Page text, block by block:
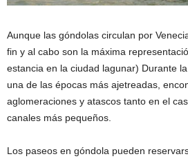
Aunque las góndolas circulan por
fin y al cabo son la máxima
estancia en la ciudad lagunar) Durante
una de las épocas más ajetreadas,
aglomeraciones y atascos tanto en el
canales más pequeños.
Los paseos en góndola pueden